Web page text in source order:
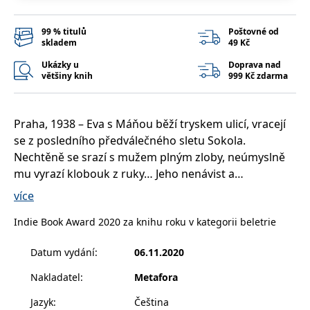
99 % titulů
skladem
Poštovné od
49 Kč
Ukázky u
většiny knih
Doprava nad
999 Kč zdarma
Praha, 1938 – Eva s Máňou běží tryskem ulicí, vracejí
se z posledního předválečného sletu Sokola.
Nechtěně se srazí s mužem plným zloby, neúmyslně
mu vyrazí klobouk z ruky… Jeho nenávist a
nadcházející válka obrací všechno, co znají, naruby.
a zachránit se emigrací do neznáma…
Praha, 1980 – Desetiletý Luděk umí být neviditelný.
Neustále běhá, skáče a dokáže se prosmýknout skrze
A všechno vidí. Ať si svět dělá, co se mu zlíbí. Ať si jde
více
Indie Book Award 2020 za knihu roku v kategorii beletrie
Datum vydání:
06.11.2020
Nakladatel:
Metafora
Jazyk: Čeština
.heureka.cz
cookie se
rozlišení mezi
lidmi a
pro web
přínosné, aby
podávat
jejich
webových
stránek.
CookieConsent
Cybot A/S
www.bambook.cz
1 rok
Tento soubor
stav souhlasu
aktuální
doménu.
G_ENABLED_IDPS
Google LLC
.www.grada.cz
ASP.NET_SessionId
Microsoft